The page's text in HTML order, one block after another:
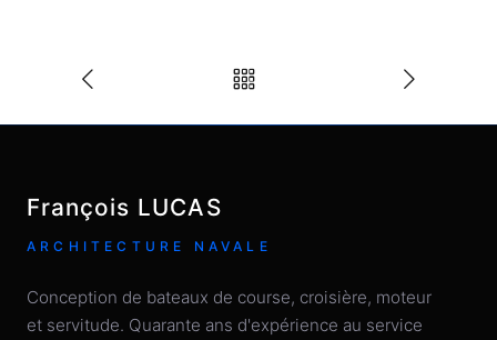
François LUCAS
ARCHITECTURE NAVALE
Conception de bateaux de course, croisière, moteur
et servitude. Quarante ans d'expérience au service